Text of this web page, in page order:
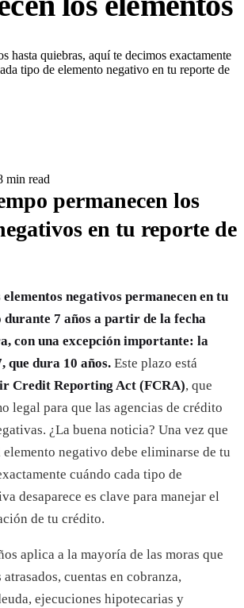
hasta quiebras, aquí te decimos exactamente
tipo de elemento negativo en tu reporte de
min read
permanecen los
en tu reporte de
negativos permanecen en tu
7 años a partir de la fecha
con una excepción importante: la
que dura 10 años. Este plazo está
Credit Reporting Act (FCRA), que
legal para que las agencias de crédito
¿La buena noticia? Una vez que
elemento negativo debe eliminarse de tu
cuándo cada tipo de
desaparece es clave para manejar el
de tu crédito.
aplica a la mayoría de las moras que
cuentas en cobranza,
ejecuciones hipotecarias y